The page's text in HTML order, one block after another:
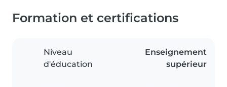
Formation et certifications
Niveau
d'éducation
Enseignement
supérieur